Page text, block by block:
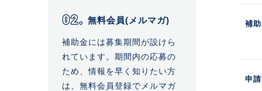
補
申
無料会員(メルマガ)
補助金には募集期間が設けら
れています。期間内の応募の
ため、情報を早く知りたい方
は、無料会員登録でメルマガ